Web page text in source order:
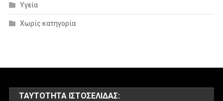
Υγεία
Χωρίς κατηγορία
ΤΑΥΤΌΤΗΤΑ ΙΣΤΟΣΕΛΊΔΑΣ: